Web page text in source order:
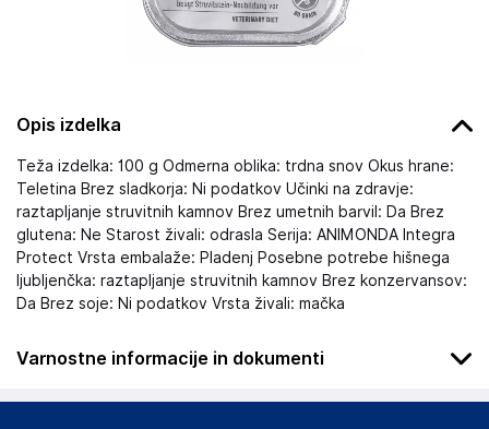
Opis izdelka
Teža izdelka: 100 g Odmerna oblika: trdna snov Okus hrane:
Teletina Brez sladkorja: Ni podatkov Učinki na zdravje:
raztapljanje struvitnih kamnov Brez umetnih barvil: Da Brez
glutena: Ne Starost živali: odrasla Serija: ANIMONDA Integra
Protect Vrsta embalaže: Pladenj Posebne potrebe hišnega
ljubljenčka: raztapljanje struvitnih kamnov Brez konzervansov:
Da Brez soje: Ni podatkov Vrsta živali: mačka
Varnostne informacije in dokumenti
Podatki o proizvajalcu